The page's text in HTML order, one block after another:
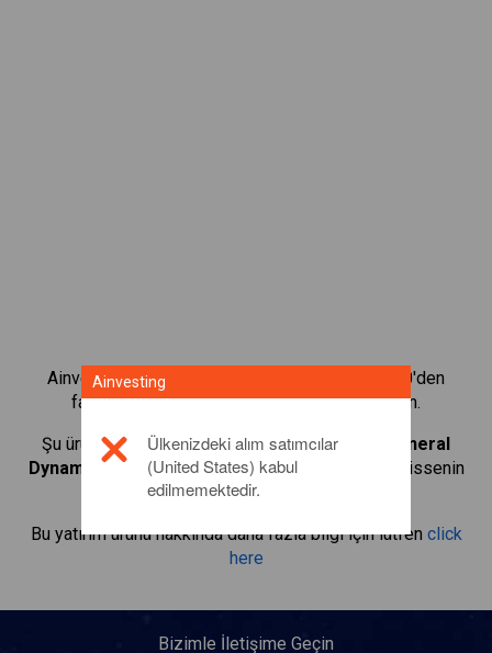
Ainvesting'in CFD alım satım platformuyla 1.000'den
fazla uluslararası hissenin alım satımını yapın.
Şu ürünlerin CFD'lerini alıp satmaya başlayın:
General
Dynamics . Gerçek zamanlı teklifler alın ve sanki hissenin
kendisi sizdeymiş gibi temettüler alın.
Bu yatırım ürünü hakkında daha fazla bilgi için lütfen click
here
Bizimle İletişime Geçin
Ainvesting
Ülkenizdeki alım satımcılar
(United States) kabul
edilmemektedir.